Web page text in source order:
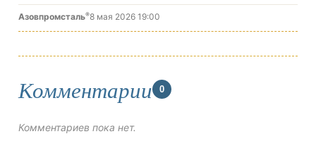
Азовпромсталь®8 мая 2026 19:00
Комментарии 0
Комментариев пока нет.